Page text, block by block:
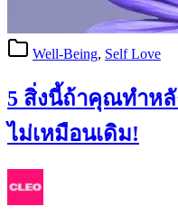
Well-Being, Self Love
5 สิ่งนี้ถ้าคุณทำห
ไม่เหมือนเดิม!